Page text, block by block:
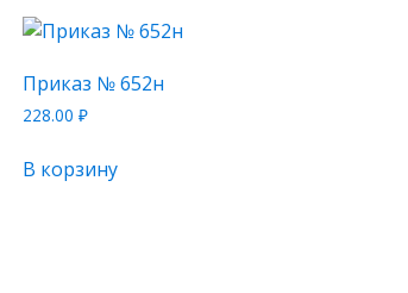
Приказ № 652н
228.00 ₽
В корзину